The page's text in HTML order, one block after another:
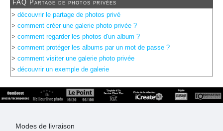
FAQ Partage de photos privées
> découvrir le partage de photos privé
> comment créer une galerie photo privée ?
> comment regarder les photos d'un album ?
> comment protéger les albums par un mot de passe ?
> comment visiter une galerie photo privée
> découvrir un exemple de galerie
Modes de livraison